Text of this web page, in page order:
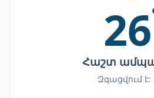
26
Հաշտ
Զգացվում է: